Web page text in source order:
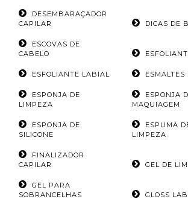
DESEMBARAÇADOR
CAPILAR
DICAS DE
ESCOVAS DE
CABELO
ESFOLIANTE LABIAL ESMALTES
ESPONJA DE
LIMPEZA
ESPONJA
MAQUIAGEM
ESPONJA DE
SILICONE
ESPUMA
LIMPEZA
FINALIZADOR
CAPILAR
GEL DE
GEL PARA
SOBRANCELHAS
GLOSS